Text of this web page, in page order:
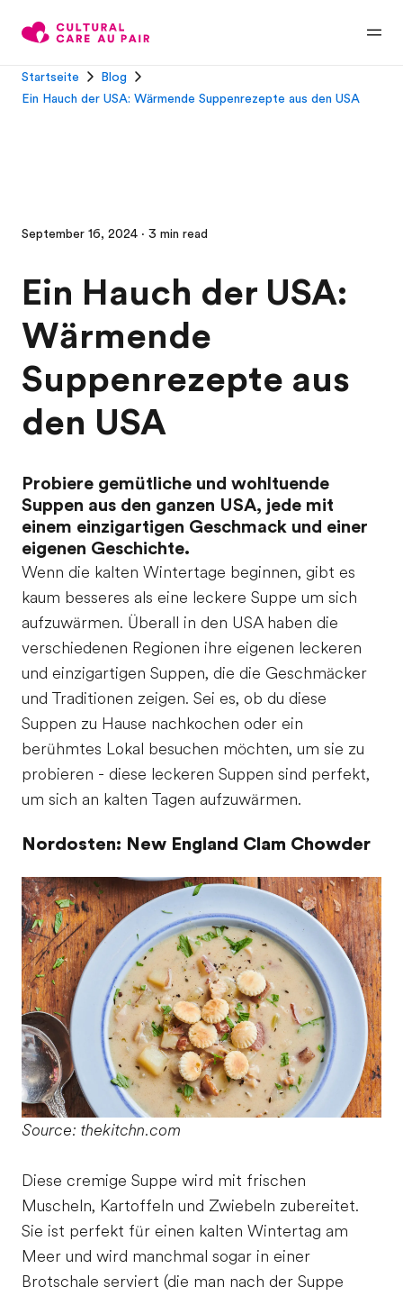
Startseite
Blog
Ein Hauch der USA: Wärmende Suppenrezepte aus den USA
September 16, 2024 · 3 min read
Ein Hauch der USA:
Wärmende
Suppenrezepte aus
den USA
Probiere gemütliche und wohltuende
Suppen aus den ganzen USA, jede mit
einem einzigartigen Geschmack und einer
eigenen Geschichte.
Wenn die kalten Wintertage beginnen, gibt es
kaum besseres als eine leckere Suppe um sich
aufzuwärmen. Überall in den USA haben die
verschiedenen Regionen ihre eigenen leckeren
und einzigartigen Suppen, die die Geschmäcker
und Traditionen zeigen. Sei es, ob du diese
Suppen zu Hause nachkochen oder ein
berühmtes Lokal besuchen möchten, um sie zu
probieren - diese leckeren Suppen sind perfekt,
um sich an kalten Tagen aufzuwärmen.
Nordosten: New England Clam Chowder
Source: thekitchn.com
Diese cremige Suppe wird mit frischen
Muscheln, Kartoffeln und Zwiebeln zubereitet.
Sie ist perfekt für einen kalten Wintertag am
Meer und wird manchmal sogar in einer
Brotschale serviert (die man nach der Suppe